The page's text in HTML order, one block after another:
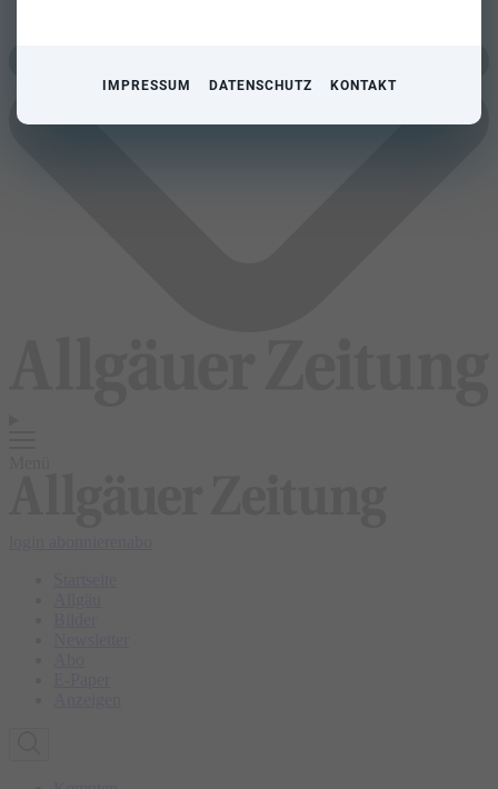
IMPRESSUM DATENSCHUTZ KONTAKT